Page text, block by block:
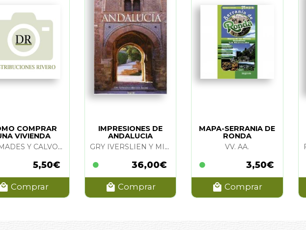
COMPRAR
VIVIENDA
CREMADES Y CALVO SOTELO
5,50€
Comprar
IMPRESIONES DE
ANDALUCIA
GRY IVERSLIEN Y MICHAEL JACOBS
36,00€
Comprar
MAPA-SERRANIA DE
RONDA
VV. AA.
3,50€
Comprar